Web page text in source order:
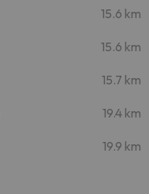
15.6 km
15.6 km
15.7 km
19.4 km
19.9 km